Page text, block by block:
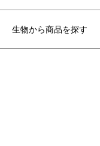
生物から商品を探す